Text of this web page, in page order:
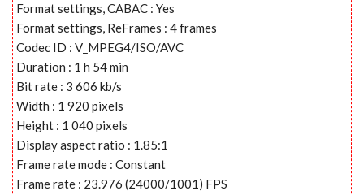
Format settings, CABAC : Yes
Format settings, ReFrames : 4 frames
Codec ID : V_MPEG4/ISO/AVC
Duration : 1 h 54 min
Bit rate : 3 606 kb/s
Width : 1 920 pixels
Height : 1 040 pixels
Display aspect ratio : 1.85:1
Frame rate mode : Constant
Frame rate : 23.976 (24000/1001) FPS